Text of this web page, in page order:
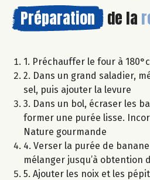
Préparation de la
1. Préchauffer le four à 180°c
2. Dans un grand saladier,
sel, puis ajouter la levure
3. Dans un bol, écraser les
former une purée lisse.
Nature gourmande
4. Verser la purée de
mélanger jusqu’à obtention
5. Ajouter les noix et les